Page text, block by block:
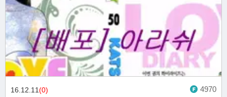
16.12.11(0) 4970